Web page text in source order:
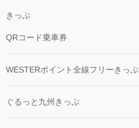
きっぷ
QRコード乗車券
WESTERポイント全線フリーきっぷ
ぐるっと九州きっぷ